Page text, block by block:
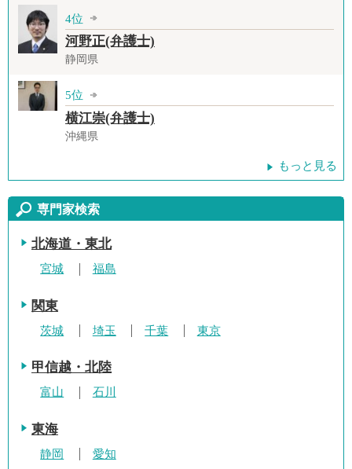
4位
河野正(弁護士)
静岡県
5位
横江崇(弁護士)
沖縄県
もっと見る
専門家検索
北海道・東北
宮城 福島
関東
茨城 埼玉 千葉 東京
甲信越・北陸
富山 石川
東海
静岡 愛知